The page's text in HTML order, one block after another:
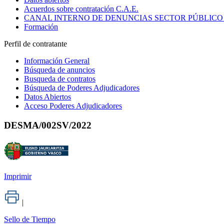
Acuerdos sobre contratación C.A.E.
CANAL INTERNO DE DENUNCIAS SECTOR
Formación
Perfil de contratante
Información General
Búsqueda de anuncios
Busqueda de contratos
Búsqueda de Poderes Adjudicadores
Datos Abiertos
Acceso Poderes Adjudicadores
DESMA/002SV/2022
Imprimir
|
Sello de Tiempo